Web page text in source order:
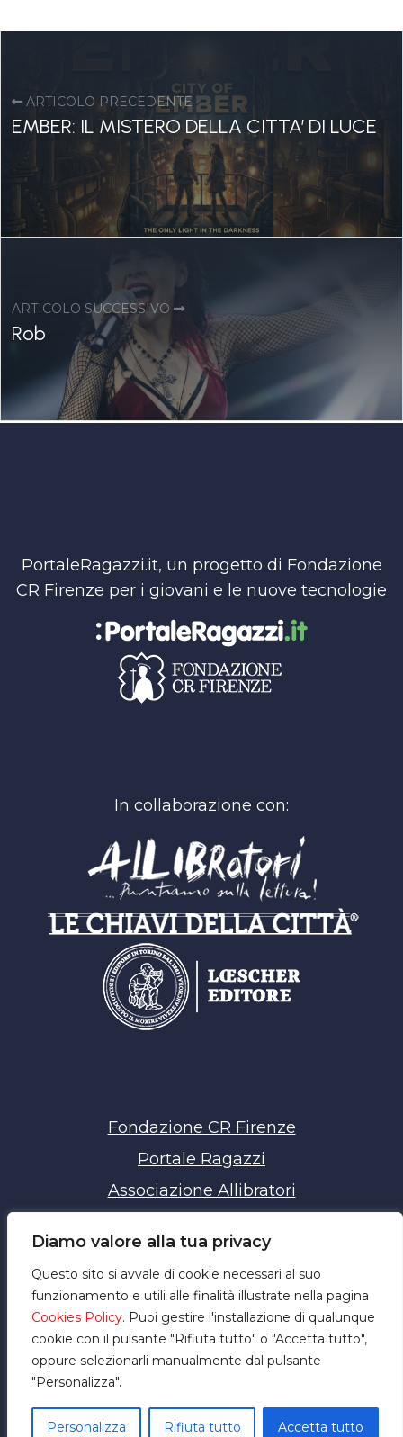
Diamo valore alla tua privacy
Questo sito si avvale di cookie necessari al suo
funzionamento e utili alle finalità illustrate nella pagina
Cookies Policy. Puoi gestire l'installazione di qualunque
cookie con il pulsante "Rifiuta tutto" o "Accetta tutto",
oppure selezionarli manualmente dal pulsante
"Personalizza".
Personalizza Rifiuta tutto Accetta tutto
ARTICOLO PRECEDENTE
EMBER: IL MISTERO DELLA CITTA’ DI LUCE
ARTICOLO SUCCESSIVO
Rob
PortaleRagazzi.it, un progetto di Fondazione
CR Firenze per i giovani e le nuove tecnologie
In collaborazione con:
Fondazione CR Firenze
Portale Ragazzi
Associazione Allibratori
Privacy policy
Cookie policy
Copyright 2026 - PortaleRagazzi.it - Fondazione CR Firenze